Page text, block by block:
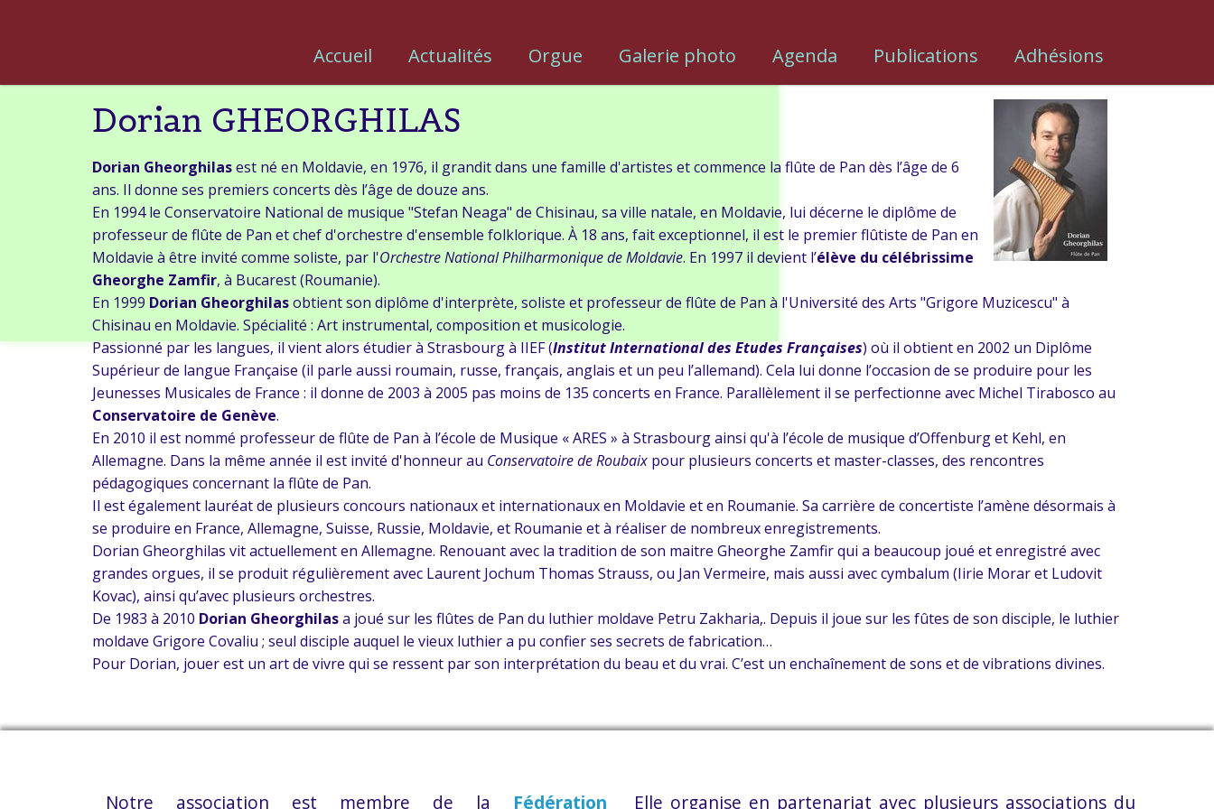
Accueil Actualités Orgue Galerie photo Agenda Publications Adhésions
Dorian GHEORGHILAS
Dorian Gheorghilasest né en Moldavie, en 1976, il grandit dans une famille d'artistes et commence la flûte de Pan dès l’âge de 6
ans. Il donne ses premiers concerts dès l’âge de douze ans.
En 1994 le Conservatoire National de musique "Stefan Neaga" de Chisinau, sa ville natale, en Moldavie, lui décerne le diplôme de
professeur de flûte de Pan et chef d'orchestre d'ensemble folklorique. À 18 ans, fait exceptionnel, il est le premier flûtiste de Pan en
Moldavie à être invité comme soliste, par l'Orchestre National Philharmonique de Moldavie. En 1997 il devient l’élève du célébrissime
Gheorghe Zamfir, à Bucarest (Roumanie).
En 1999 Dorian Gheorghilasobtient son diplôme d'interprète, soliste et professeur de flûte de Pan à l'Université des Arts "Grigore Muzicescu" à
Chisinau en Moldavie. Spécialité : Art instrumental, composition et musicologie.
Passionné par les langues, il vient alors étudier à Strasbourg à IIEF (Institut International des Etudes Françaises) où il obtient en 2002 un Diplôme
Supérieur de langue Française (il parle aussi roumain, russe, français, anglais et un peu l’allemand). Cela lui donne l’occasion de se produire pour les
Jeunesses Musicales de France : il donne de 2003 à 2005 pas moins de 135 concerts en France. Parallèlement il se perfectionne avec Michel Tirabosco au
Conservatoire de Genève.
En 2010 il est nommé professeur de flûte de Pan à l’école de Musique « ARES » à Strasbourg ainsi qu'à l’école de musique d’Offenburg et Kehl, en
Allemagne. Dans la même année il est invité d'honneur au Conservatoire de Roubaix pour plusieurs concerts et master-classes, des rencontres
pédagogiques concernant la flûte de Pan.
Il est également lauréat de plusieurs concours nationaux et internationaux en Moldavie et en Roumanie. Sa carrière de concertiste l’amène désormais à
se produire en France, Allemagne, Suisse, Russie, Moldavie, et Roumanie et à réaliser de nombreux enregistrements.
Dorian Gheorghilas vit actuellement en Allemagne. Renouant avec la tradition de son maitre Gheorghe Zamfir qui a beaucoup joué et enregistré avec
grandes orgues, il se produit régulièrement avec Laurent Jochum Thomas Strauss, ou Jan Vermeire, mais aussi avec cymbalum (Iirie Morar et Ludovit
Kovac), ainsi qu’avec plusieurs orchestres.
De 1983 à 2010 Dorian Gheorghilasa joué sur les flûtes de Pan du luthier moldave Petru Zakharia,. Depuis il joue sur les fûtes de son disciple, le luthier
moldave Grigore Covaliu ; seul disciple auquel le vieux luthier a pu confier ses secrets de fabrication…
Pour Dorian, jouer est un art de vivre qui se ressent par son interprétation du beau et du vrai. C’est un enchaînement de sons et de vibrations divines.
Notre association est membre de la Fédération Elle organise en partenariat avec plusieurs associations du